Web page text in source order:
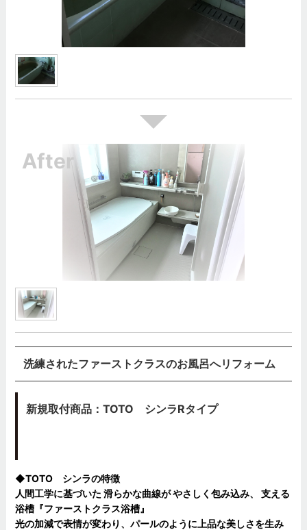
洗練されたファーストクラスのお風呂へリフォーム
新規取付商品： TOTO シンラRタイプ
◆TOTO シンラの特徴
人間工学に基づいた 滑らかな曲線が やさしく包み込み、 支える
浴槽『ファーストクラス浴槽』
光の加減で表情が変わり、パールのように上品な美しさを生み